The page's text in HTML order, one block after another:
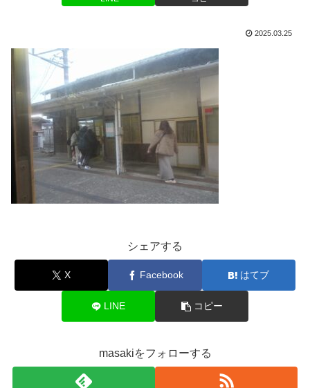
2025.03.25
シェアする
X Facebook はてブ
LINE コピー
masakiをフォローする